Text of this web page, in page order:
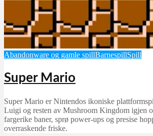
Abandonware og gamle spillBarnespillSpill
Super Mario
Super Mario er Nintendos ikoniske
Luigi og resten av Mushroom Kingdom igjen
fargerike baner, sprø power-ups og presise
overraskende friske.